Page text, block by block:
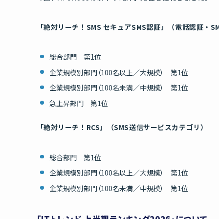
「絶対リーチ！SMS セキュアSMS認証」（電話認証・
総合部門 第1位
企業規模別部門（100名以上／大規模） 第1位
企業規模別部門（100名未満／中規模） 第1位
急上昇部門 第1位
「絶対リーチ！RCS」（SMS送信サービスカテゴリ）
総合部門 第1位
企業規模別部門（100名以上／大規模） 第1位
企業規模別部門（100名未満／中規模） 第1位